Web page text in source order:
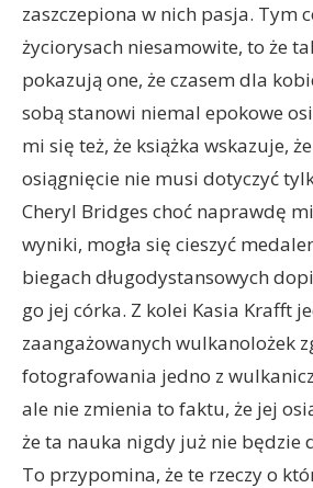
zaszczepiona w nich pasja. Tym
życiorysach niesamowite, to że
pokazują one, że czasem dla
sobą stanowi niemal epokowe
mi się też, że książka wskazuje,
osiągnięcie nie musi dotyczyć
Cheryl Bridges choć naprawdę
wyniki, mogła się cieszyć
biegach długodystansowych
go jej córka. Z kolei Kasia Krafft
zaangażowanych wulkanolożek
fotografowania jedno z
ale nie zmienia to faktu, że jej
że ta nauka nigdy już nie będzie
To przypomina, że te rzeczy o